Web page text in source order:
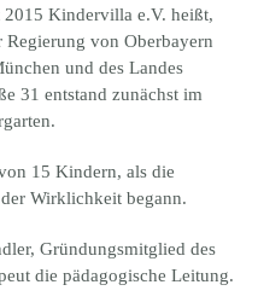
2015 Kindervilla e.V. heißt,
von Oberbayern
und des Landes
31 entstand zunächst im
15 Kindern, als die
Wirklichkeit begann.
Gründungsmitglied des
die pädagogische Leitung.